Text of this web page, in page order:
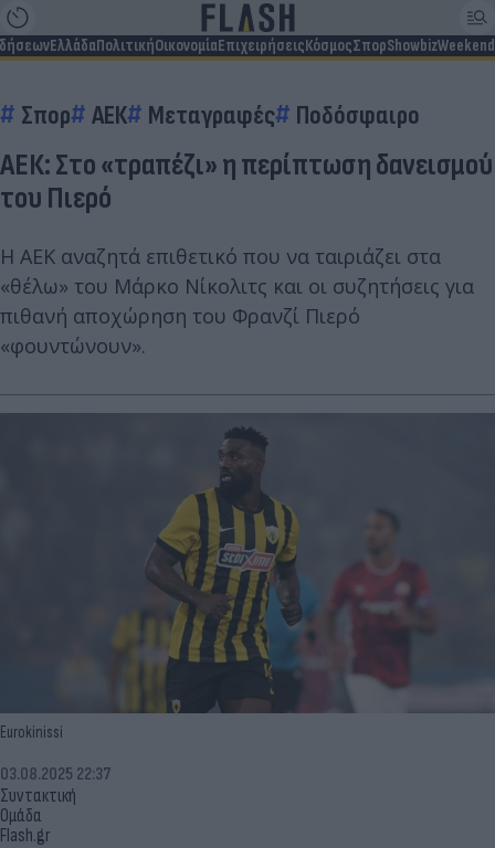
ΕλλάδαΠολιτικήΟικονομίαΕπιχειρήσειςΚόσμοςΣπορShowbizWeekend
Σπορ ΑΕΚ Μεταγραφές Ποδόσφαιρο
ΑΕΚ: Στο «τραπέζι» η περίπτωση δανεισμού
του Πιερό
Η ΑΕΚ αναζητά επιθετικό που να ταιριάζει στα
«θέλω» του Μάρκο Νίκολιτς και οι συζητήσεις για
πιθανή αποχώρηση του Φρανζί Πιερό
«φουντώνουν».
Eurokinissi
Συντακτική
Ομάδα
Flash.gr
03.08.2025 22:37